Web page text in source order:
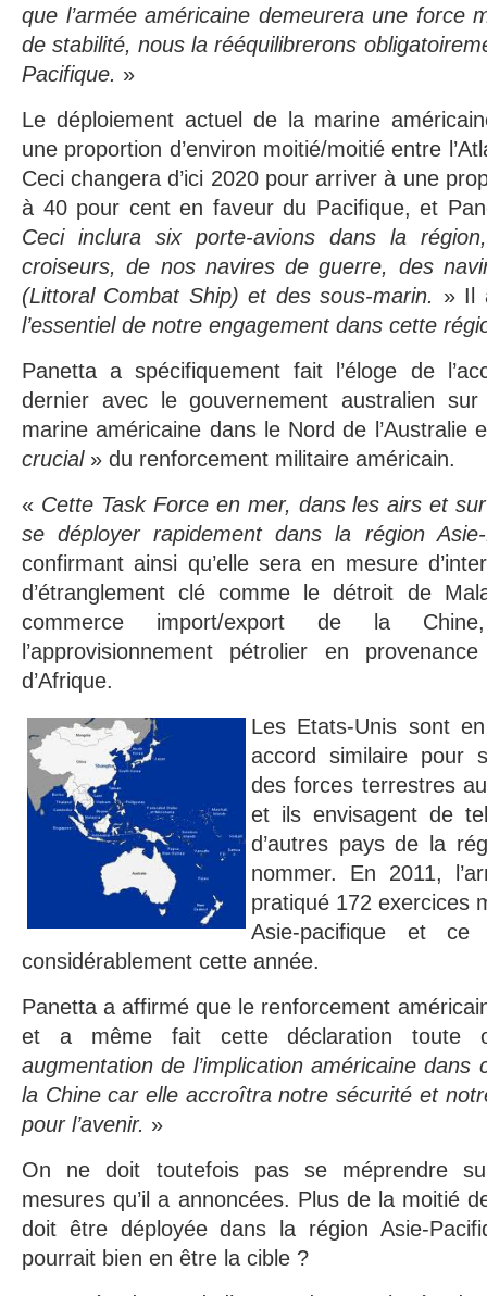
que l’armée américaine demeurera une force
de stabilité, nous la rééquilibrerons
Pacifique. »
Le déploiement actuel de la marine
une proportion d’environ moitié/moitié entre
Ceci changera d’ici 2020 pour arriver à une
à 40 pour cent en faveur du Pacifique, et
Ceci inclura six porte-avions dans la
croiseurs, de nos navires de guerre, des
(Littoral Combat Ship) et des sous-marin. » Il
l’essentiel de notre engagement dans cette
Panetta a spécifiquement fait l’éloge de
dernier avec le gouvernement australien
marine américaine dans le Nord de l’Australie
crucial» du renforcement militaire américain.
« Cette Task Force en mer, dans les airs et
se déployer rapidement dans la région Asie-
confirmant ainsi qu’elle sera en mesure
d’étranglement clé comme le détroit de
commerce import/export de la
l’approvisionnement pétrolier en
d’Afrique.
Les Etats-Unis sont
accord similaire pour
des forces terrestres
et ils envisagent de
d’autres pays de la
nommer. En 2011,
pratiqué 172 exercices
Asie-pacifique et ce
considérablement cette année.
Panetta a affirmé que le renforcement
et a même fait cette déclaration toute
augmentation de l’implication américaine
la Chine car elle accroîtra notre sécurité et
pour l’avenir. »
On ne doit toutefois pas se méprendre
mesures qu’il a annoncées. Plus de la moitié
doit être déployée dans la région Asie-
pourrait bien en être la cible ?